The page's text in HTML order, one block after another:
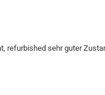
refurbished sehr guter